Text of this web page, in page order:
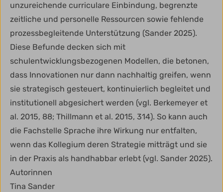
unzureichende curriculare Einbindung, begrenzte
zeitliche und personelle Ressourcen sowie fehlende
prozessbegleitende Unterstützung (Sander 2025).
Diese Befunde decken sich mit
schulentwicklungsbezogenen Modellen, die betonen,
dass Innovationen nur dann nachhaltig greifen, wenn
sie strategisch gesteuert, kontinuierlich begleitet und
institutionell abgesichert werden (vgl. Berkemeyer et
al. 2015, 88; Thillmann et al. 2015, 314). So kann auch
die Fachstelle Sprache ihre Wirkung nur entfalten,
wenn das Kollegium deren Strategie mitträgt und sie
in der Praxis als handhabbar erlebt (vgl. Sander 2025).
Autorinnen
Tina Sander